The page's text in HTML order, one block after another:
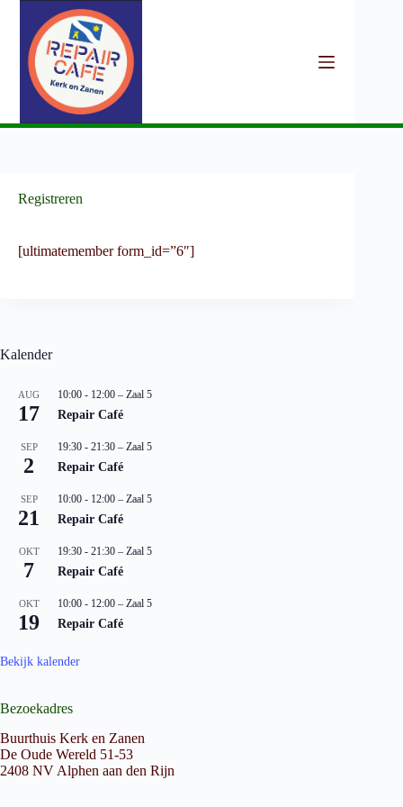
inhoud
Registreren
[ultimatemember form_id=”6″]
Kalender
AUG
17
10:00 - 12:00 – Zaal 5
Repair Café
SEP
2
19:30 - 21:30 – Zaal 5
Repair Café
SEP
21
10:00 - 12:00 – Zaal 5
Repair Café
OKT
7
19:30 - 21:30 – Zaal 5
Repair Café
OKT
19
10:00 - 12:00 – Zaal 5
Repair Café
Bekijk kalender
Bezoekadres
Buurthuis Kerk en Zanen
De Oude Wereld 51-53
2408 NV Alphen aan den Rijn